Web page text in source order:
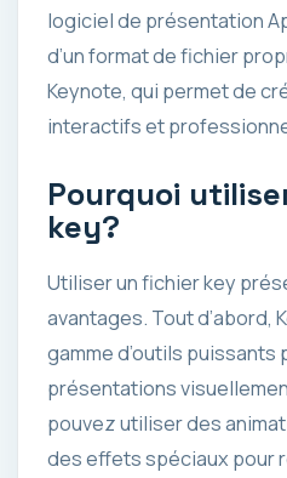
logiciel de présentation
d’un format de fichier
Keynote, qui permet de
interactifs et
Pourquoi
key?
Utiliser un fichier key
avantages. Tout d’abord,
gamme d’outils puissants
présentations
pouvez utiliser des
des effets spéciaux pour